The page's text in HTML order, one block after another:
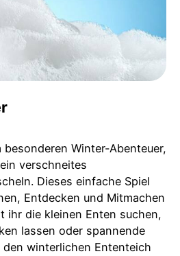
besonderen Winter-Abenteuer,
verschneites
Dieses einfache Spiel
Entdecken und Mitmachen
ihr die kleinen Enten suchen,
lassen oder spannende
winterlichen Ententeich